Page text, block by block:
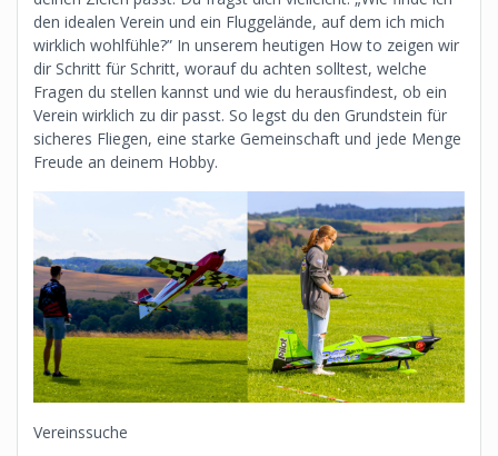
den idealen Verein und ein Fluggelände, auf dem ich mich
wirklich wohlfühle?” In unserem heutigen How to zeigen wir
dir Schritt für Schritt, worauf du achten solltest, welche
Fragen du stellen kannst und wie du herausfindest, ob ein
Verein wirklich zu dir passt. So legst du den Grundstein für
sicheres Fliegen, eine starke Gemeinschaft und jede Menge
Freude an deinem Hobby.
Vereinssuche